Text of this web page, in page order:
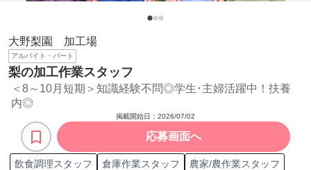
大野梨園 加工場
アルバイト・パート
梨の加工作業スタッフ
＜8～10月短期＞知識経験不問◎学生･主婦活躍中！扶養
掲載開始日： 2026/07/02
応募画面へ
飲食調理スタッフ 倉庫作業スタッフ
農家/農作業スタッフ